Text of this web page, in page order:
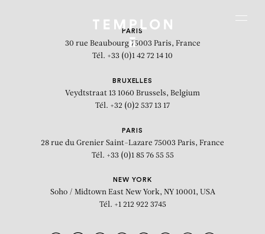
PARIS
30 rue Beaubourg 75003 Paris, France
Tél. +33 (0)1 42 72 14 10
BRUXELLES
Veydtstraat 13 1060 Brussels, Belgium
Tél. +32 (0)2 537 13 17
PARIS
28 rue du Grenier Saint-Lazare 75003 Paris, France
Tél. +33 (0)1 85 76 55 55
NEW YORK
Soho / Midtown East New York, NY 10001, USA
Tél. +1 212 922 3745